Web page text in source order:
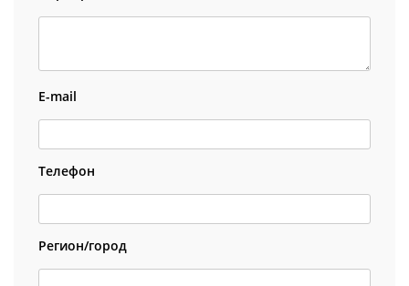
E-mail
Телефон
Регион/город